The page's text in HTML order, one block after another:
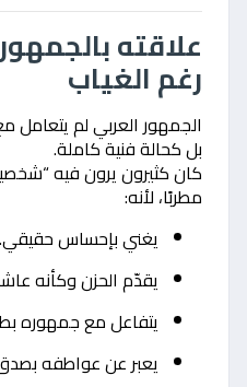
علاقته
رغم الغياب
الجمهور العربي لم
بل كحالة فنية كاملة.
كان كثيرون يرون فيه
مطربًا، لأنه:
يغني بإحساس حقيقي.
يقدّم الحزن وكأنه
يتفاعل مع جمهوره
يعبر عن عواطفه بصدق